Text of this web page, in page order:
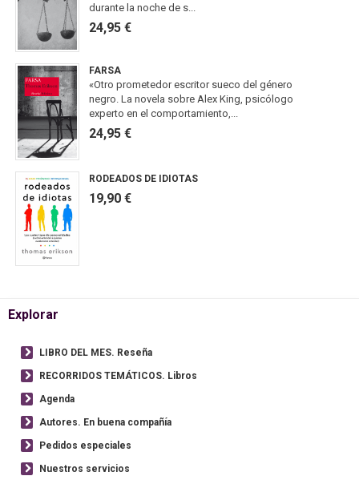
durante la noche de s...
24,95 €
FARSA
«Otro prometedor escritor sueco del género
negro. La novela sobre Alex King, psicólogo
experto en el comportamiento,...
24,95 €
RODEADOS DE IDIOTAS
19,90 €
Explorar
LIBRO DEL MES. Reseña
RECORRIDOS TEMÁTICOS. Libros
Agenda
Autores. En buena compañía
Pedidos especiales
Nuestros servicios